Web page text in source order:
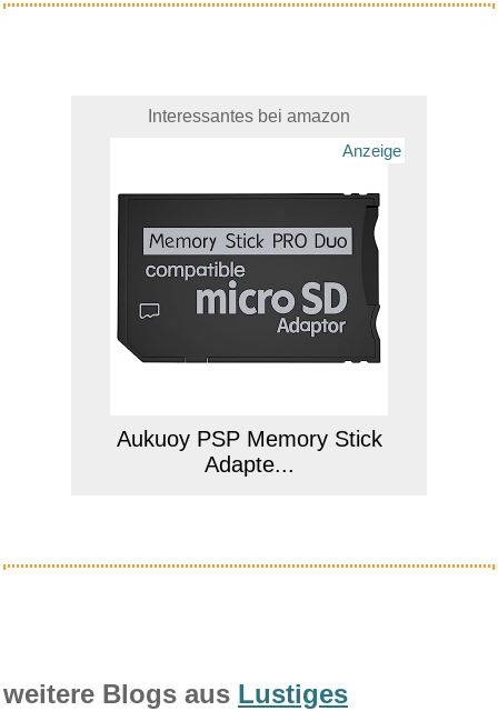
Interessantes bei amazon
Anzeige
Aukuoy PSP Memory Stick
Adapte...
weitere Blogs aus Lustiges